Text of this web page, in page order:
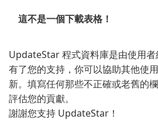
這不是一個下載表格！
UpdateStar 程式資料庫是由使用者
有了您的支持，你可以協助其他使
新。填寫任何那些不正確或老舊的
評估您的貢獻。
謝謝您支持 UpdateStar！